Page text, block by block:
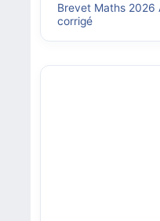
Brevet Maths 2026
corrigé